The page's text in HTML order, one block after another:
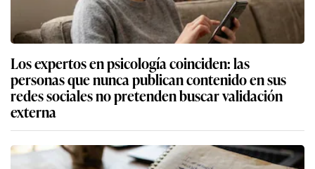
Los expertos en psicología coinciden: las
personas que nunca publican contenido en sus
redes sociales no pretenden buscar validación
externa